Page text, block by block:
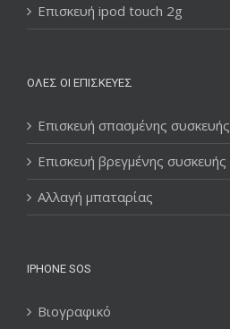
Επισκευή ipod touch 2g
ΌΛΕΣ ΟΙ ΕΠΙΣΚΕΥΈΣ
Επισκευή σπασμένης συσκευής
Επισκευή βρεγμένης συσκευής
Αλλαγή μπαταρίας
IPHONE SOS
Βιογραφικό